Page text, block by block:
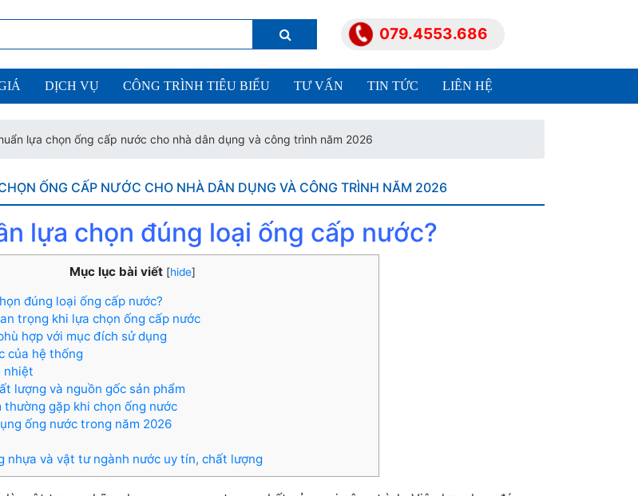
079.4553.686
DỊCH VỤ CÔNG TRÌNH TIÊU BIỂU TƯ VẤN TIN TỨC LIÊN HỆ
lựa chọn ống cấp nước cho nhà dân dụng và công trình năm 2026
ỐNG CẤP NƯỚC CHO NHÀ DÂN DỤNG VÀ CÔNG TRÌNH NĂM 2026
lựa chọn đúng loại ống cấp nước?
Mục lục bài viết [hide]
đúng loại ống cấp nước?
trọng khi lựa chọn ống cấp nước
hợp với mục đích sử dụng
của hệ thống
nhiệt
lượng và nguồn gốc sản phẩm
thường gặp khi chọn ống nước
ống nước trong năm 2026
nhựa và vật tư ngành nước uy tín, chất lượng